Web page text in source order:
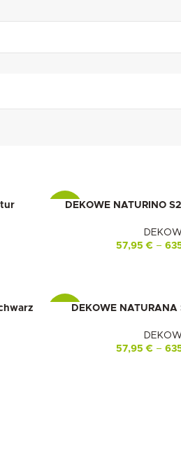
-16%DEKOWE NATURINO
57,95€ –
-16%DEKOWE
57,95€ –